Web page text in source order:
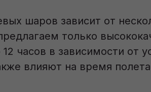
шаров зависит от
только
часов в зависимости
влияют на время